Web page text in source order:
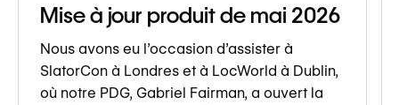
Mise à jour produit de mai 2026
Nous avons eu l’occasion d’assister à
SlatorCon à Londres et à LocWorld à Dublin,
où notre PDG, Gabriel Fairman, a ouvert la